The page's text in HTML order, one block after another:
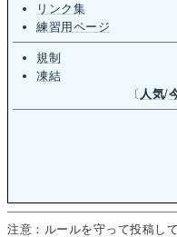
リンク集
練習用ページ
規制
凍結
〔 人気/
注意：ルールを守って投稿し